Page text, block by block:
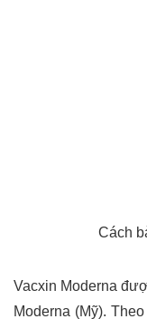
Cách
Vacxin Moderna
Moderna (Mỹ).